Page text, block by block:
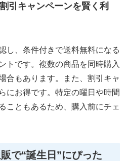
引キャンペーンを賢く利
し、条件付きで送料無料になる
トです。複数の商品を同時購入
合もあります。また、割引キャ
にお得です。特定の曜日や時間
こともあるため、購入前にチェ
で“誕生日”にぴった